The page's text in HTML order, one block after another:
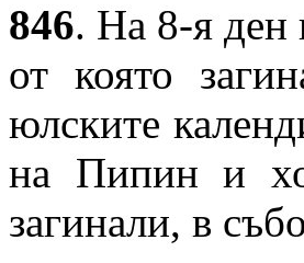
846. На 8-я ден
от която
юлските
на Пипин и
загинали, в